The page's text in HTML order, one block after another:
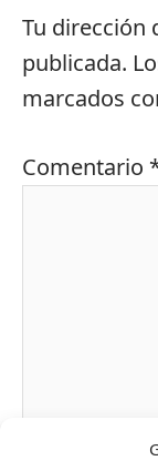
Tu dirección
publicada.
marcados
Comentario